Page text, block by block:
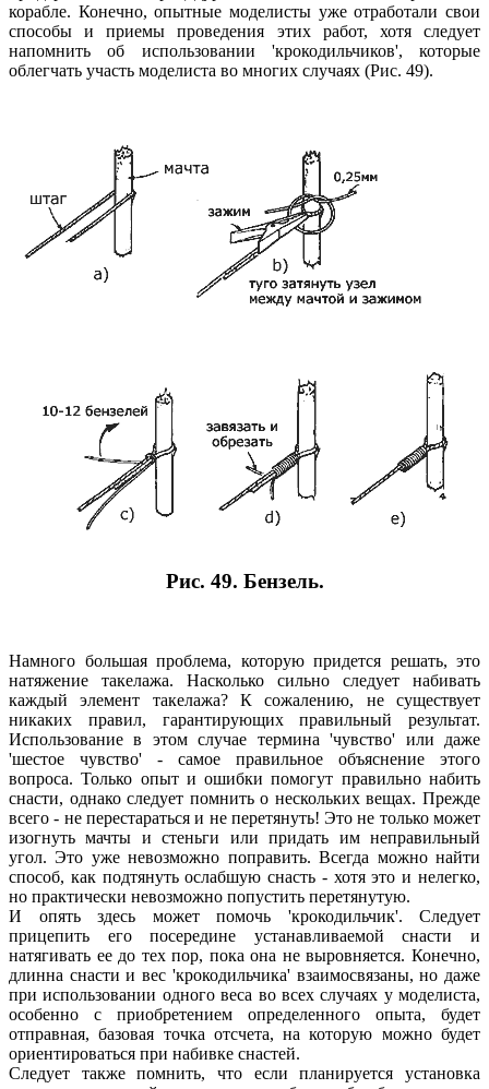
корабле. Конечно, опытные моделисты уже отработали свои
способы и приемы проведения этих работ, хотя следует
напомнить об использовании 'крокодильчиков', которые
облегчать участь моделиста во многих случаях (Рис. 49).
Рис. 49. Бензель.
Намного большая проблема, которую придется решать, это
натяжение такелажа. Насколько сильно следует набивать
каждый элемент такелажа? К сожалению, не существует
никаких правил, гарантирующих правильный результат.
Использование в этом случае термина 'чувство' или даже
'шестое чувство' - самое правильное объяснение этого
вопроса. Только опыт и ошибки помогут правильно набить
снасти, однако следует помнить о нескольких вещах. Прежде
всего - не перестараться и не перетянуть! Это не только может
изогнуть мачты и стеньги или придать им неправильный
угол. Это уже невозможно поправить. Всегда можно найти
способ, как подтянуть ослабшую снасть - хотя это и нелегко,
но практически невозможно попустить перетянутую.
И опять здесь может помочь 'крокодильчик'. Следует
прицепить его посередине устанавливаемой снасти и
натягивать ее до тех пор, пока она не выровняется. Конечно,
длинна снасти и вес 'крокодильчика' взаимосвязаны, но даже
при использовании одного веса во всех случаях у моделиста,
особенно с приобретением определенного опыта, будет
отправная, базовая точка отсчета, на которую можно будет
ориентироваться при набивке снастей.
Следует также помнить, что если планируется установка